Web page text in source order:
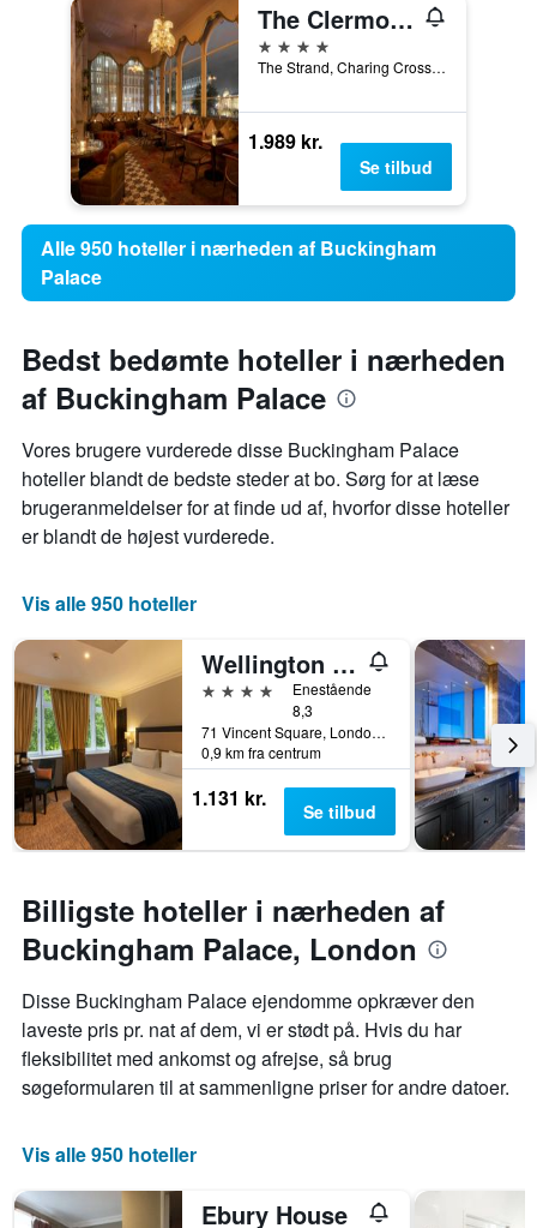
The Clermont London, Charing Cross
4 stjerner
The Strand, Charing Cross, London WC2N 5HX, London, Storbritannien
1.989 kr.
Se tilbud
Alle 950 hoteller i nærheden af Buckingham
Palace
Bedst bedømte hoteller i nærheden
af Buckingham Palace
Vores brugere vurderede disse Buckingham Palace
hoteller blandt de bedste steder at bo. Sørg for at læse
brugeranmeldelser for at finde ud af, hvorfor disse hoteller
er blandt de højest vurderede.
Vis alle 950 hoteller
Wellington Hotel by Blue Orchid
4 stjerner
Enestående
8,3
71 Vincent Square, London, Storbritannien
0,9 km fra centrum
1.131 kr. Se tilbud
Billigste hoteller i nærheden af
Buckingham Palace, London
Disse Buckingham Palace ejendomme opkræver den
laveste pris pr. nat af dem, vi er stødt på. Hvis du har
fleksibilitet med ankomst og afrejse, så brug
søgeformularen til at sammenligne priser for andre datoer.
Vis alle 950 hoteller
Ebury House